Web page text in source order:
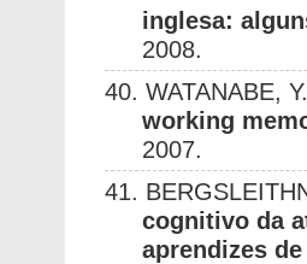
inglesa:
2008.
40. WATANABE,
working
2007.
41.
cognitivo da
aprendizes